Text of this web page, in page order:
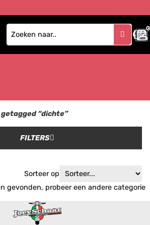
0
0
“dichte”
FILTERS
Sorteer op
gevonden, probeer een andere categorie